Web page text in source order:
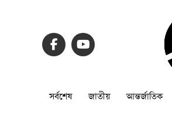
সর্বশেষ জাতীয় আন্তর্জাতিক